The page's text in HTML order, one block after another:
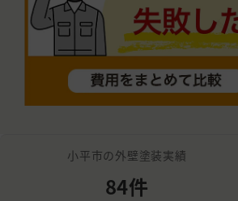
小平市の外壁塗装実績
84件